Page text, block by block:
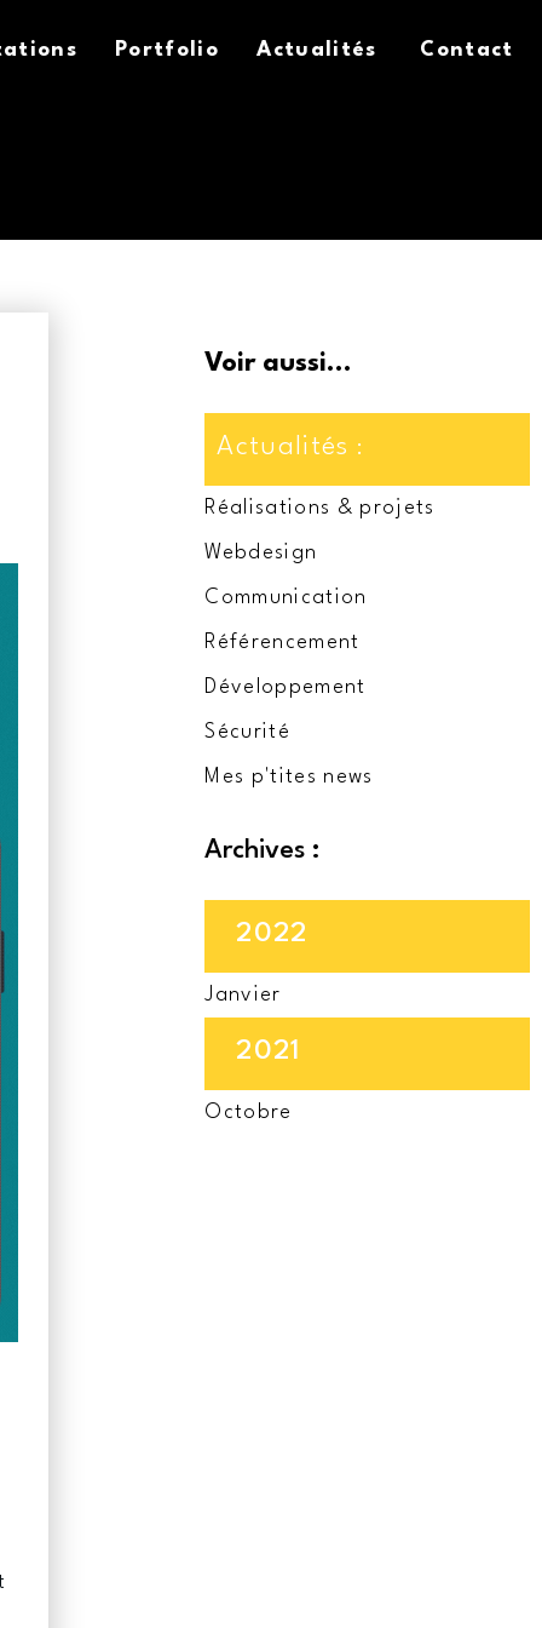
Portfolio Actualités Contact
Voir aussi...
Actualités :
Réalisations & projets
Webdesign
Communication
Référencement
Développement
Sécurité
Mes p'tites news
Archives :
2022
Janvier
2021
Octobre